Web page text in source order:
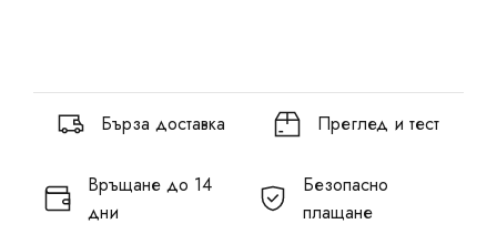
Бърза доставка Преглед и тест
Връщане до 14
дни
Безопасно
плащане